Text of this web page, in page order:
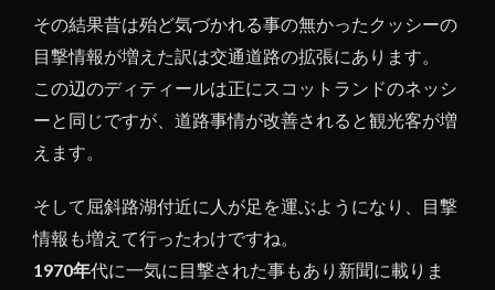
その結果昔は殆ど気づかれる事の無かったクッシーの
目撃情報が増えた訳は交通道路の拡張にあります。
この辺のディティールは正にスコットランドのネッシ
ーと同じですが、道路事情が改善されると観光客が増
えます。
そして屈斜路湖付近に人が足を運ぶようになり、目撃
情報も増えて行ったわけですね。
1970年代に一気に目撃された事もあり新聞に載りま